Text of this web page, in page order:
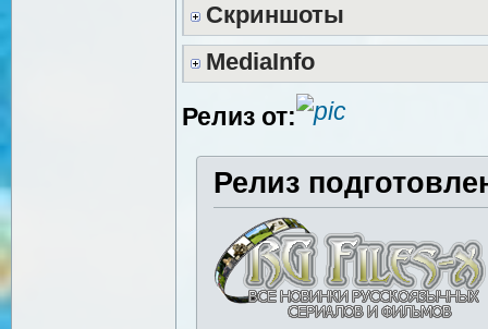
Скриншоты
MediaInfo
Релиз от:
Релиз